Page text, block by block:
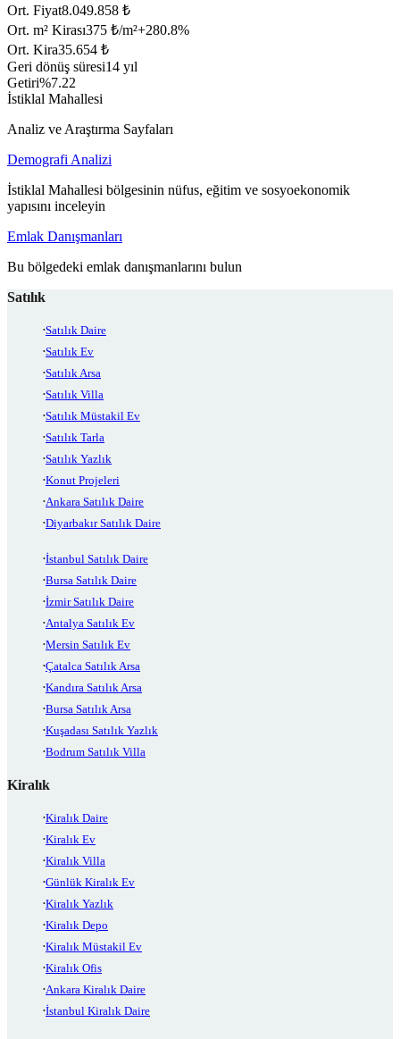
Ort. Fiyat8.049.858 ₺
Ort. m² Kirası375 ₺/m²+280.8%
Ort. Kira35.654 ₺
Geri dönüş süresi14 yıl
Getiri%7.22
İstiklal Mahallesi
Analiz ve Araştırma Sayfaları
Demografi Analizi
İstiklal Mahallesi bölgesinin nüfus, eğitim ve sosyoekonomik
yapısını inceleyin
Emlak Danışmanları
Bu bölgedeki emlak danışmanlarını bulun
Satılık
Satılık Daire
Satılık Ev
Satılık Arsa
Satılık Villa
Satılık Müstakil Ev
Satılık Tarla
Satılık Yazlık
Konut Projeleri
Ankara Satılık Daire
Diyarbakır Satılık Daire
İstanbul Satılık Daire
Bursa Satılık Daire
İzmir Satılık Daire
Antalya Satılık Ev
Mersin Satılık Ev
Çatalca Satılık Arsa
Kandıra Satılık Arsa
Bursa Satılık Arsa
Kuşadası Satılık Yazlık
Bodrum Satılık Villa
Kiralık
Kiralık Daire
Kiralık Ev
Kiralık Villa
Günlük Kiralık Ev
Kiralık Yazlık
Kiralık Depo
Kiralık Müstakil Ev
Kiralık Ofis
Ankara Kiralık Daire
İstanbul Kiralık Daire